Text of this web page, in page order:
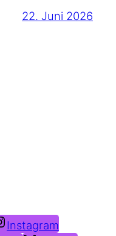
22. Juni 2026
Instagram